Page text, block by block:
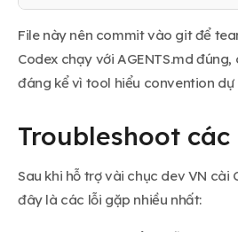
File này nên commit vào git để
Codex chạy với AGENTS.md
đáng kể vì tool hiểu convention
Troubleshoot
Sau khi hỗ trợ vài chục dev VN cài
đây là các lỗi gặp nhiều nhất: